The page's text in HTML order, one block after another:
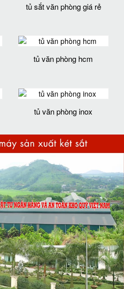
tủ sắt văn phòng giá rẻ
tủ văn phòng hcm
tủ văn phòng inox